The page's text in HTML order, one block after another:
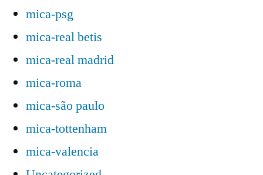
mica-psg
mica-real betis
mica-real madrid
mica-roma
mica-são paulo
mica-tottenham
mica-valencia